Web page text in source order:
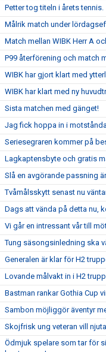
Petter tog titeln i årets tennis.
Målrik match under
Match mellan WIBK Herr A
P99 återförening och match
WIBK har gjort klart med
WIBK har klart med ny
Sista matchen med gänget!
Jag fick hoppa in i
Seriesegraren kommer på
Lagkaptensbyte och gratis
Slå en avgörande passning
Tvåmålsskytt senast nu
Dags att vända på detta nu,
Vi går en intressant vår till
Tung säsongsinledning ska
Generalen är klar för H2
Lovande målvakt in i H2
Bastman rankar Gothia Cup
Sambon möjliggör äventyr
Skojfrisk ung veteran vill
Ödmjuk spelare som tar för